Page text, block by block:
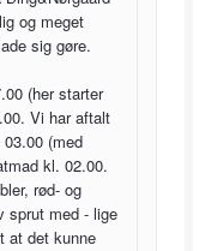
og meget
sig gøre.
(her starter
Vi har aftalt
(med
kl. 02.00.
rød- og
sprut med - lige
at det kunne